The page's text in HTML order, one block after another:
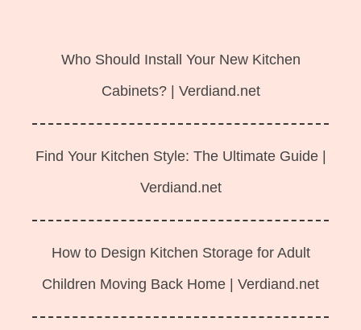
Who Should Install Your New Kitchen
Cabinets? | Verdiand.net
Find Your Kitchen Style: The Ultimate Guide |
Verdiand.net
How to Design Kitchen Storage for Adult
Children Moving Back Home | Verdiand.net